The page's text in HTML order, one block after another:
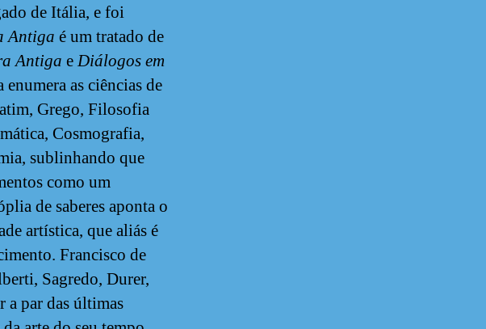
de Itália, e foi
Antiga é um tratado de
Antiga eDiálogos em
as ciências de
Grego, Filosofia
Cosmografia,
sublinhando que
como um
de saberes aponta o
artística, que aliás é
Francisco de
Sagredo, Durer,
a par das últimas